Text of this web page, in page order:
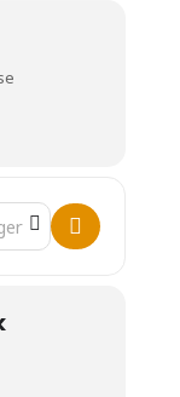
duo [kdZ0sZjjN]
Address - Tønes